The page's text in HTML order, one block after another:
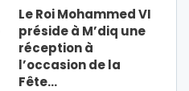
Le Roi Mohammed VI
préside à M’diq une
réception à
l’occasion de la
Fête…